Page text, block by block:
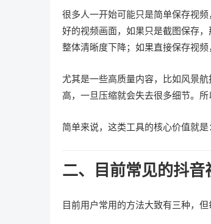
很多人一开始可能只是简单保存视
好的视频画面，如果只是截图保存
整体清晰度下降；如果直接保存视频
尤其是一些高质量内容，比如风景
高，一旦压缩就会失去很多细节。所
简单来说，这类工具的核心价值就是
二、目前常见的抖
目前用户常用的方法大致有三种，但